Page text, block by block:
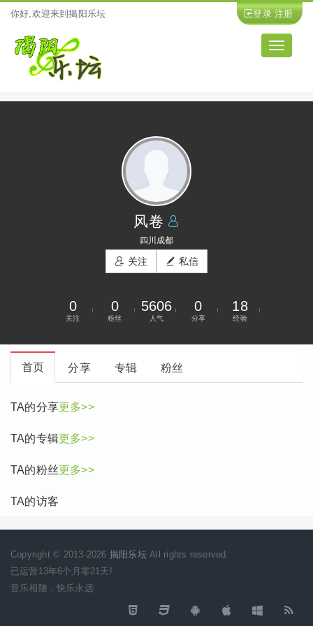
你好,欢迎来到揭阳乐坛 登录 注册
导
航
风卷
四川成都
关注 私信
0
关注
0
粉丝
5606
人气
0
分享
18
经验
首页 分享 专辑 粉丝
TA的分享更多>>
TA的专辑更多>>
TA的粉丝更多>>
TA的访客
Copyright © 2013-2026 揭阳乐坛 All rights reserved.
已运营13年6个月零21天!
音乐相随，快乐永远